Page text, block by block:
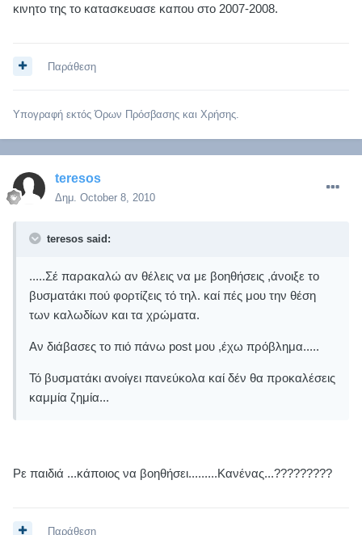
κινητο της το κατασκευασε καπου στο 2007-2008.
Παράθεση
Υπογραφή εκτός Όρων Πρόσβασης και Χρήσης.
teresos
Δημ. October 8, 2010
teresos said:
.....Σέ παρακαλώ αν θέλεις να με βοηθήσεις ,άνοιξε το
βυσματάκι πού φορτίζεις τό τηλ. καί πές μου την θέση
των καλωδίων και τα χρώματα.
Αν διάβασες το πιό πάνω post μου ,έχω πρόβλημα.....
Τό βυσματάκι ανοίγει πανεύκολα καί δέν θα προκαλέσεις
καμμία ζημία...
Ρε παιδιά ...κάποιος να βοηθήσει.........Κανένας...?????????
Παράθεση